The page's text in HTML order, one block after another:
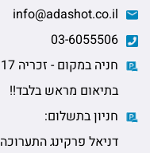
חניה במקום - זכריה 17
בתיאום מראש בלבד!!
חניון בתשלום:
דניאל פרקינג התערוכה 3